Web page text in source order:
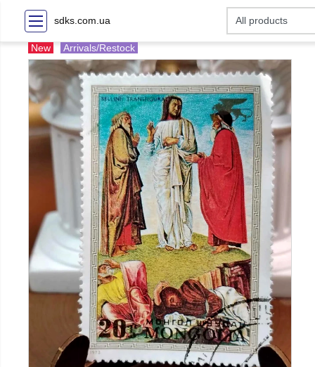
sdks.com.ua
New Arrivals/Restock